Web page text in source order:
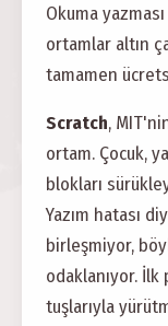
Okuma
ortamlar altın
tamamen
Scratch,
ortam. Çocuk,
blokları
Yazım hatası
birleşmiyor,
odaklanıyor.
tuşlarıyla